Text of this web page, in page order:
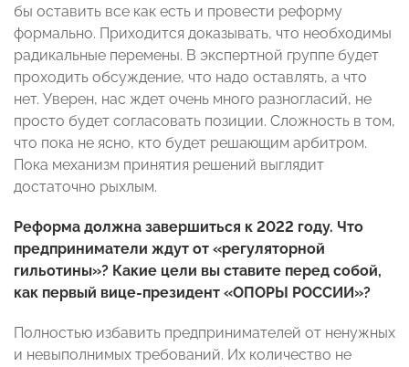
бы оставить все как есть и провести реформу
формально. Приходится доказывать, что необходимы
радикальные перемены. В экспертной группе будет
проходить обсуждение, что надо оставлять, а что
нет. Уверен, нас ждет очень много разногласий, не
просто будет согласовать позиции. Сложность в том,
что пока не ясно, кто будет решающим арбитром.
Пока механизм принятия решений выглядит
достаточно рыхлым.
Реформа должна завершиться к 2022 году. Что
предприниматели ждут от «регуляторной
гильотины»? Какие цели вы ставите перед собой,
как первый вице-президент «ОПОРЫ РОССИИ»?
Полностью избавить предпринимателей от ненужных
и невыполнимых требований. Их количество не